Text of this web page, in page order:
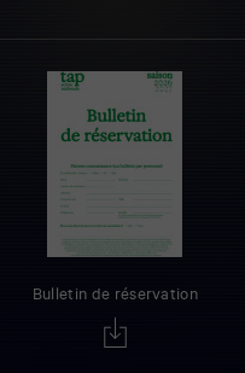
Bulletin de réservation